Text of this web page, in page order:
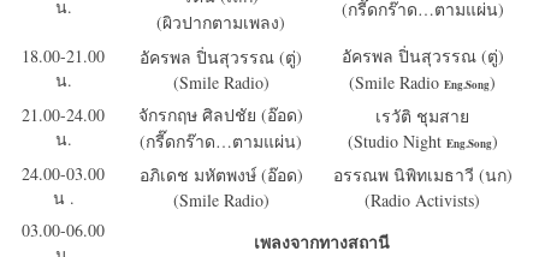
น.
(ผิวปากตามเพลง)
(กรี๊ดกร๊าด…ตามแผ่น)
18.00-21.00
น.
อัครพล ปิ่นสุวรรณ (ตู่)
(Smile Radio)
อัครพล ปิ่นสุวรรณ (ตู่)
(Smile RadioEng.Song)
21.00-24.00
น.
จักรกฤษ ศิลปชัย (อ๊อด)
(กรี๊ดกร๊าด…ตามแผ่น)
เรวัติ ชุมสาย
(Studio Night Eng.Song)
24.00-03.00
น .
อภิเดช มหัตพงษ์ (อ๊อด)
(Smile Radio)
อรรณพ นิพิทเมธาวี (นก)
(Radio Activists)
03.00-06.00
เพลงจากทางสถานี